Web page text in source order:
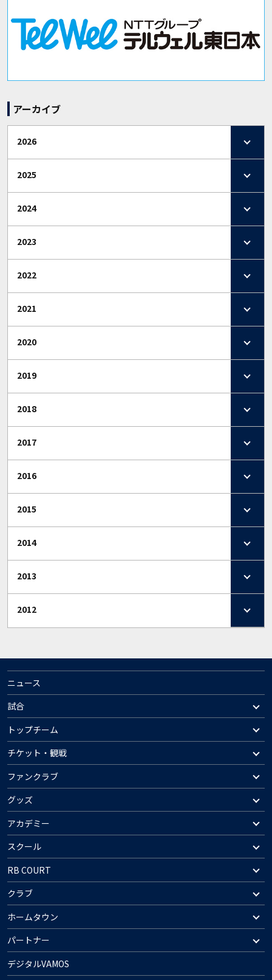
アーカイブ
2026
2025
2024
2023
2022
2021
2020
2019
2018
2017
2016
2015
2014
2013
2012
ニュース
試合
トップチーム
チケット・観戦
ファンクラブ
グッズ
アカデミー
スクール
RB COURT
クラブ
ホームタウン
パートナー
デジタルVAMOS